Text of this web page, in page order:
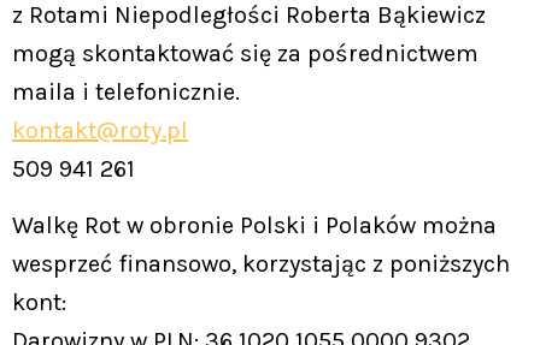
z Rotami Niepodległości Roberta Bąkiewicz
mogą skontaktować się za pośrednictwem
maila i telefonicznie.
kontakt@roty.pl
509 941 261
Walkę Rot w obronie Polski i Polaków można
wesprzeć finansowo, korzystając z poniższych
kont: